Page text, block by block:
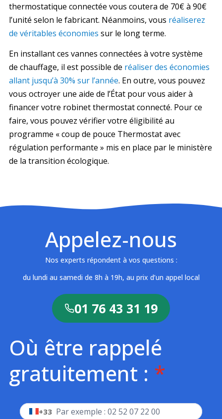
thermostatique connectée vous coutera de 70€ à 90€
l’unité selon le fabricant. Néanmoins, vous réaliserez
de véritables économies sur le long terme.
En installant ces vannes connectées à votre système
de chauffage, il est possible de réaliser des économies
allant jusqu’à 30% sur l’année. En outre, vous pouvez
vous octroyer une aide de l’État pour vous aider à
financer votre robinet thermostat connecté. Pour ce
faire, vous pouvez vérifier votre éligibilité au
programme « coup de pouce Thermostat avec
régulation performante » mis en place par le ministère
de la transition écologique.
Appelez-nous
Nos experts répondent à vos questions :
du lundi au samedi de 8h à 19h, au prix d’un appel local
01 76 43 31 19
Où être rappelé
gratuitement : *
Votre numéro de téléphone (10 chiffres, format français)
+33